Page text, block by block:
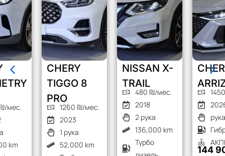
CHERY
TIGGO 8
1260 ₪/мес.
52,000 km
NISSAN X-
TRAIL
480 ₪/мес.
136,000 km
CHERY
ARRIZO 8
1450 ₪/мес.
144 900 ₪